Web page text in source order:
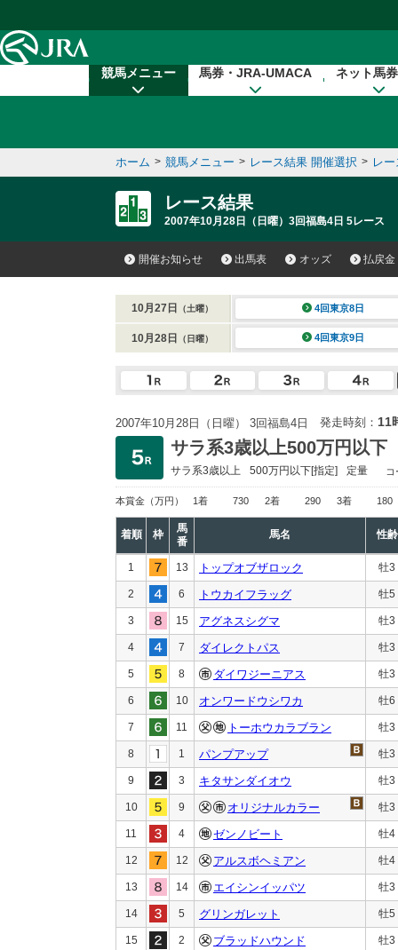
競馬メニュー 馬券・JRA-UMACA ネット馬
ホーム > 競馬メニュー > レース結果 開催選択 > レ
レース結果
2007年10月28日（日曜）3回福島4日 5レース
開催お知らせ 出馬表 オッズ 払戻金
10月27日 （土曜） 4回東京8日
10月28日 （日曜） 4回東京9日
2007年10月28日（日曜） 3回福島4日 発走時刻： 11
サラ系3歳以上500万円以下
サラ系3歳以上 500万円以下[指定] 定量
本賞金 （万円） 1着 730 2着 290 3着 180
着順 枠
馬
番
馬名 性齢
1 13 トップオブザロック 牡3
2 6 トウカイフラッグ 牡5
3 15 アグネスシグマ 牡3
4 7 ダイレクトパス 牡3
5 8 ダイワジーニアス 牡3
6 10 オンワードウシワカ 牡6
7 11 トーホウカラブラン 牡3
8 1 パンプアップ 牡3
9 3 キタサンダイオウ 牡3
10 9 オリジナルカラー 牡3
11 4 ゼンノビート 牡4
12 12 アルスボヘミアン 牡4
13 14 エイシンイッパツ 牡3
14 5 グリンガレット 牡5
15 2 ブラッドハウンド 牡3